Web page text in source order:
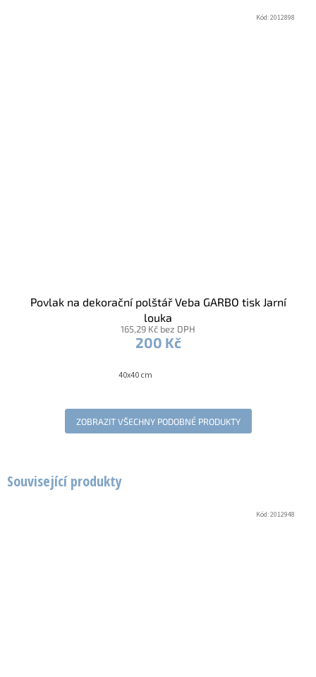
Související produkty
Kód:2012948
Povlak na dekorační polštář Veba GARBO tisk Jarní
louka
165,29 Kč bez DPH
200 Kč
40x40 cm
Kód:2012898
ZOBRAZIT VŠECHNY PODOBNÉ PRODUKTY